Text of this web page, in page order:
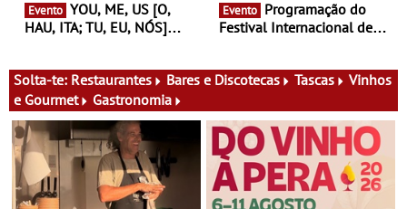
Evento
HAU, ITA; TU, EU, NÓS]
13 de Dezembro
Evento
Festival Internacional de
29 de Agosto
Solta-te: Restaurantes Bares e Discotecas Tascas
Vinhos
e Gourmet
Gastronomia